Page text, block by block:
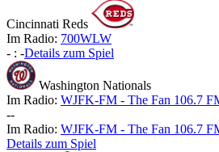
Cincinnati Reds
Im Radio: 700WLW
- : -Details zum Spiel
Washington Nationals
Im Radio: WJFK-FM - The Fan 106.7
--
Im Radio: WJFK-FM - The Fan 106.7
Details zum Spiel